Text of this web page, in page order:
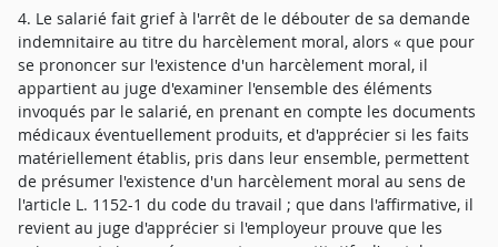
4. Le salarié fait grief à l'arrêt de le débouter de sa demande
indemnitaire au titre du harcèlement moral, alors « que pour
se prononcer sur l'existence d'un harcèlement moral, il
appartient au juge d'examiner l'ensemble des éléments
invoqués par le salarié, en prenant en compte les documents
médicaux éventuellement produits, et d'apprécier si les faits
matériellement établis, pris dans leur ensemble, permettent
de présumer l'existence d'un harcèlement moral au sens de
l'article L. 1152-1 du code du travail ; que dans l'affirmative, il
revient au juge d'apprécier si l'employeur prouve que les